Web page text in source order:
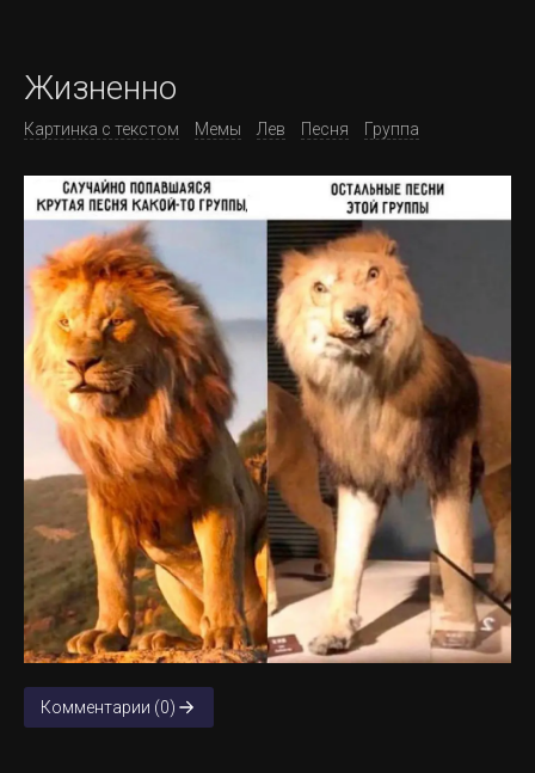
Жизненно
Картинка с текстом Мемы Лев Песня Группа
Комментарии (0)